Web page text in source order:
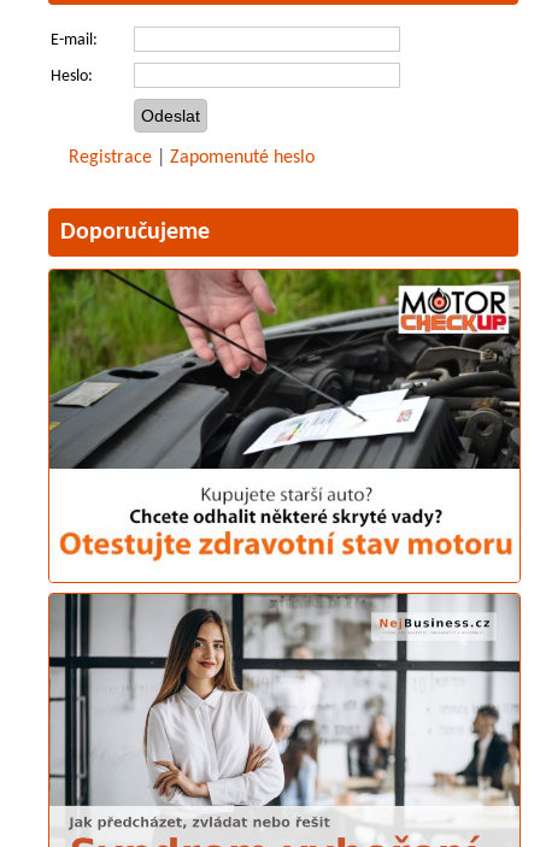
E-mail:
Heslo:
Registrace Zapomenuté heslo
Doporučujeme